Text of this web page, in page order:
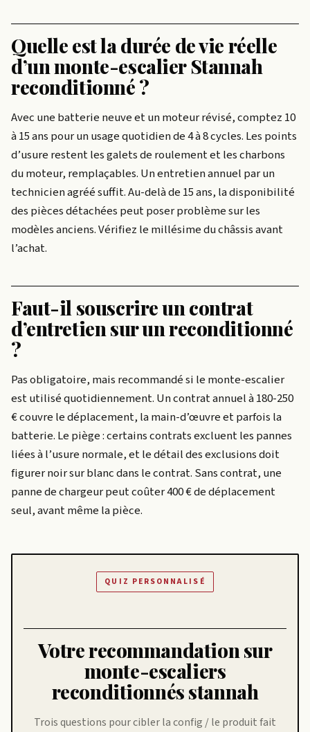
Quelle est la durée de vie réelle
d’un monte-escalier Stannah
reconditionné ?
Avec une batterie neuve et un moteur révisé, comptez 10
à 15 ans pour un usage quotidien de 4 à 8 cycles. Les points
d’usure restent les galets de roulement et les charbons
du moteur, remplaçables. Un entretien annuel par un
technicien agréé suffit. Au-delà de 15 ans, la disponibilité
des pièces détachées peut poser problème sur les
modèles anciens. Vérifiez le millésime du châssis avant
l’achat.
Faut-il souscrire un contrat
d’entretien sur un reconditionné
?
Pas obligatoire, mais recommandé si le monte-escalier
est utilisé quotidiennement. Un contrat annuel à 180-250
€ couvre le déplacement, la main-d’œuvre et parfois la
batterie. Le piège : certains contrats excluent les pannes
liées à l’usure normale, et le détail des exclusions doit
figurer noir sur blanc dans le contrat. Sans contrat, une
panne de chargeur peut coûter 400 € de déplacement
seul, avant même la pièce.
QUIZ PERSONNALISÉ
Votre recommandation sur
monte-escaliers
reconditionnés stannah
Trois questions pour cibler la config / le produit fait